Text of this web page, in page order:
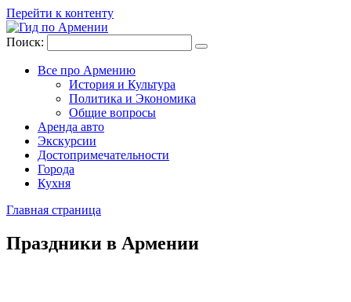
Перейти к контенту
Поиск:
Все про Армению
История и Культура
Политика и Экономика
Общие вопросы
Аренда авто
Экскурсии
Достопримечательности
Города
Кухня
Главная страница
Праздники в Армении